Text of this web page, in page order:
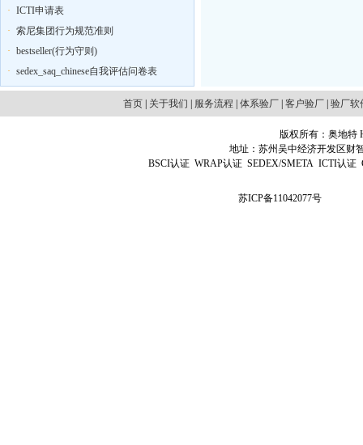
· ICTI申请表
· 索尼集团行为规范准则
· bestseller(行为守则)
· sedex_saq_chinese自我评估问卷表
首页| 关于我们 服务流程 体系验厂| 客户验厂| 验厂软
版权所有：奥地特
地址：苏州吴中经济开发区财
BSCI认证 WRAP认证 SEDEX/SMETA ICTI认证
苏ICP备11042077号